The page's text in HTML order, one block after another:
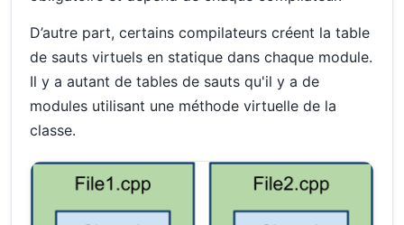
D’autre part, certains compilateurs créent la table
de sauts virtuels en statique dans chaque module.
Il y a autant de tables de sauts qu'il y a de
modules utilisant une méthode virtuelle de la
classe.